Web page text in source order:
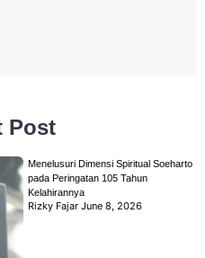
Post
Menelusuri Dimensi Spiritual Soeharto
pada Peringatan 105 Tahun
Kelahirannya
Rizky FajarJune 8, 2026